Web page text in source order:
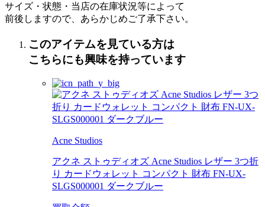
サイズ・状態・当店の在庫状況等によって
前後しますので、あらかじめご了承下さい。
このアイテムを見ている方は
こちらにも興味を持っています
Acne Studios
アクネ ストゥディオズ Acne Studios レザー 3つ折
り カードウォレット コンパクト 財布 FN-UX-
SLGS000001 ダークブルー